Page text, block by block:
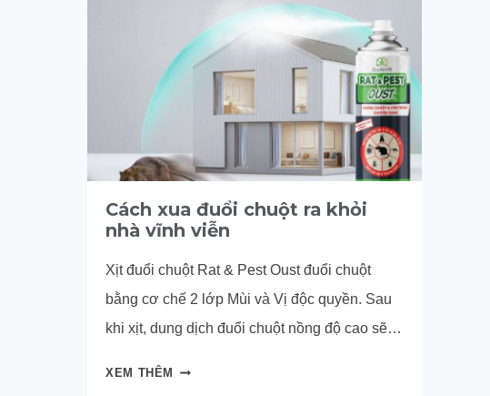
Cách xua đuổi chuột ra khỏi
nhà vĩnh viễn
Xịt đuổi chuột Rat & Pest Oust đuổi chuột
bằng cơ chế 2 lớp Mùi và Vị độc quyền. Sau
khi xịt, dung dịch đuổi chuột nồng độ cao sẽ
XEM THÊM
CÁCH